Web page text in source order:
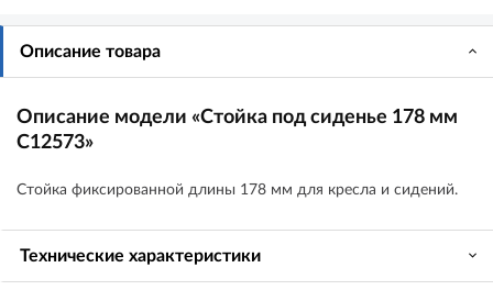
Описание товара
Описание модели «Стойка под сиденье 178 мм
C12573»
Стойка фиксированной длины 178 мм для кресла и сидений.
Технические характеристики